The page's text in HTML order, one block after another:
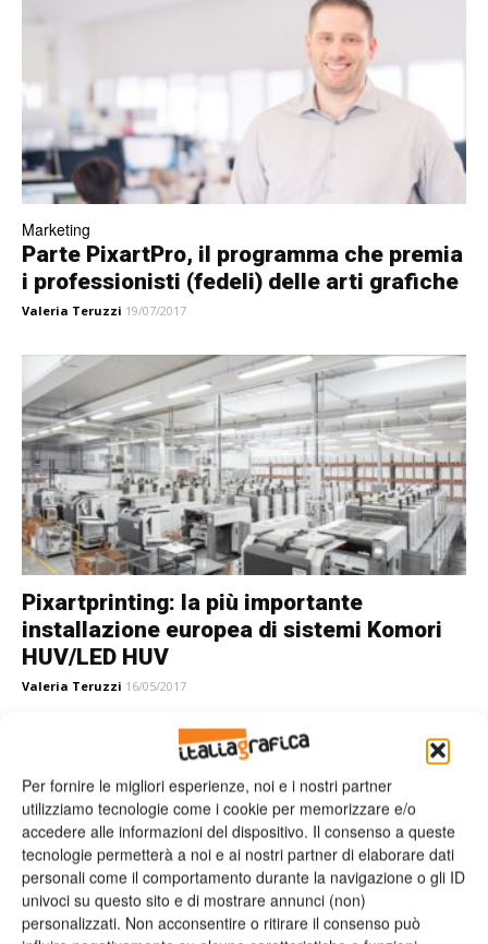
Per fornire le migliori esperienze, noi e i nostri partner
utilizziamo tecnologie come i cookie per memorizzare e/o
accedere alle informazioni del dispositivo. Il consenso a queste
tecnologie permetterà a noi e ai nostri partner di elaborare dati
personali come il comportamento durante la navigazione o gli ID
univoci su questo sito e di mostrare annunci (non)
personalizzati. Non acconsentire o ritirare il consenso può
Marketing
Parte PixartPro, il programma che premia
i professionisti (fedeli) delle arti grafiche
Valeria Teruzzi 19/07/2017
Pixartprinting: la più importante
installazione europea di sistemi Komori
HUV/LED HUV
Valeria Teruzzi 16/05/2017